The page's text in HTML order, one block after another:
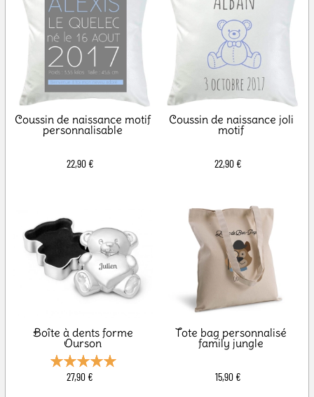
Coussin de naissance motif
personnalisable
22,90 €
Coussin de naissance joli
motif
22,90 €
Boîte à dents forme
Ourson
27,90 €
Tote bag personnalisé
family jungle
15,90 €